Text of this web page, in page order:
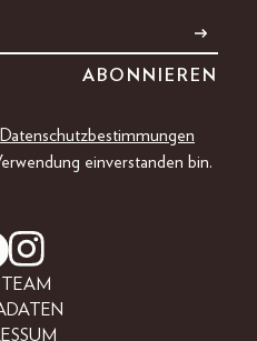
Datenschutzbestimmungen
einverstanden bin.
TEAM